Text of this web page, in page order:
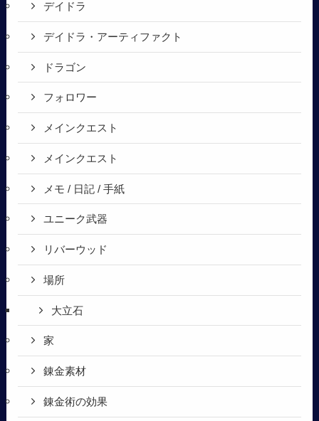
デイドラ
デイドラ・アーティファクト
ドラゴン
フォロワー
メインクエスト
メインクエスト
メモ / 日記 / 手紙
ユニーク武器
リバーウッド
場所
大立石
家
錬金素材
錬金術の効果